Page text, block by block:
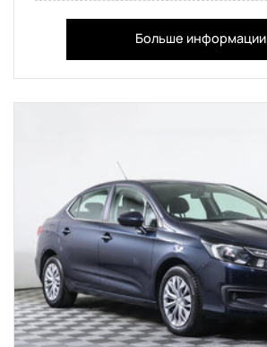
Больше информации